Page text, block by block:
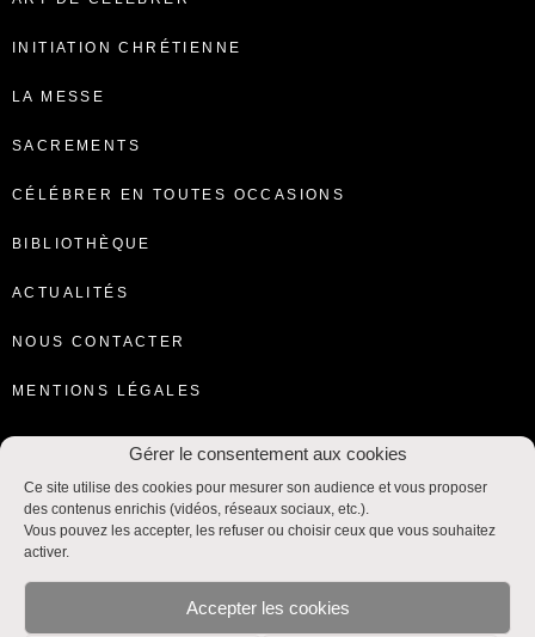
Gérer le consentement aux cookies
Ce site utilise des cookies pour mesurer son audience et vous proposer
des contenus enrichis (vidéos, réseaux sociaux, etc.).
Vous pouvez les accepter, les refuser ou choisir ceux que vous souhaitez
activer.
Accepter les cookies
INITIATION CHRÉTIENNE
LA MESSE
SACREMENTS
CÉLÉBRER EN TOUTES OCCASIONS
BIBLIOTHÈQUE
ACTUALITÉS
NOUS CONTACTER
MENTIONS LÉGALES